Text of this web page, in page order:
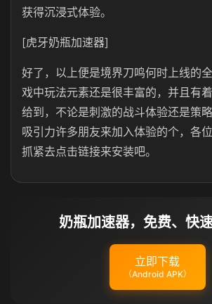
获得沉浸式体验。
[虎牙奶瓶加速器]
好了，以上便是境界刀鸣何时上线的
戏中玩法元素还是很丰富的，并且有
给到，不论是刺激的战斗体验还是策
吸引力许多朋友来加入体验的个，各
抓紧去点击链接来安装吧。
奶瓶加速器，免费、快
立即下载
（Android APK）